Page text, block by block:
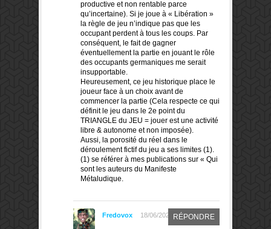
productive et non rentable parce
qu’incertaine). Si je joue à « Libération »
la règle de jeu n’indique pas que les
occupant perdent à tous les coups. Par
conséquent, le fait de gagner
éventuellement la partie en jouant le rôle
des occupants germaniques me serait
insupportable.
Heureusement, ce jeu historique place le
joueur face à un choix avant de
commencer la partie (Cela respecte ce qui
définit le jeu dans le 2e point du
TRIANGLE du JEU = jouer est une activité
libre & autonome et non imposée).
Aussi, la porosité du réel dans le
déroulement fictif du jeu a ses limites (1).
(1) se référer à mes publications sur « Qui
sont les auteurs du Manifeste
Métaludique.
Fredovox 18/06/2025 RÉPONDRE